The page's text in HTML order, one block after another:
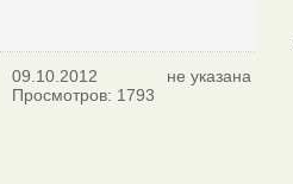
09.10.2012
Просмотров: 1793
не указана